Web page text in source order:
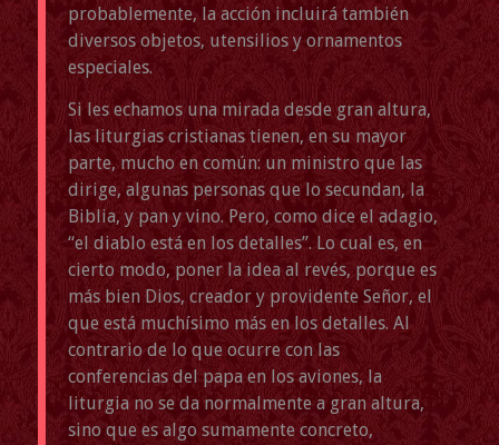
probablemente, la acción incluirá también
diversos objetos, utensilios y ornamentos
especiales.
Si les echamos una mirada desde gran altura,
las liturgias cristianas tienen, en su mayor
parte, mucho en común: un ministro que las
dirige, algunas personas que lo secundan, la
Biblia, y pan y vino. Pero, como dice el adagio,
“el diablo está en los detalles”. Lo cual es, en
cierto modo, poner la idea al revés, porque es
más bien Dios, creador y providente Señor, el
que está muchísimo más en los detalles. Al
contrario de lo que ocurre con las
conferencias del papa en los aviones, la
liturgia no se da normalmente a gran altura,
sino que es algo sumamente concreto,